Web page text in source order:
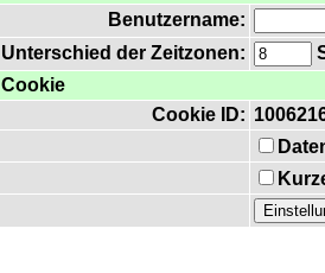
Benutzername:
Unterschied der Zeitzonen:
Cookie
Cookie ID: